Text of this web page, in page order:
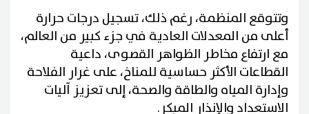
وتتوقع المنظمة، رغم ذلك، تسجيل درجات حرارة
أعلى من المعدلات العادية في جزء كبير من العالم،
مع ارتفاع مخاطر الظواهر القصوى، داعية
القطاعات الأكثر حساسية للمناخ، على غرار الفلاحة
وإدارة المياه والطاقة والصحة، إلى تعزيز آليات
الاستعداد والإنذار المبكر.